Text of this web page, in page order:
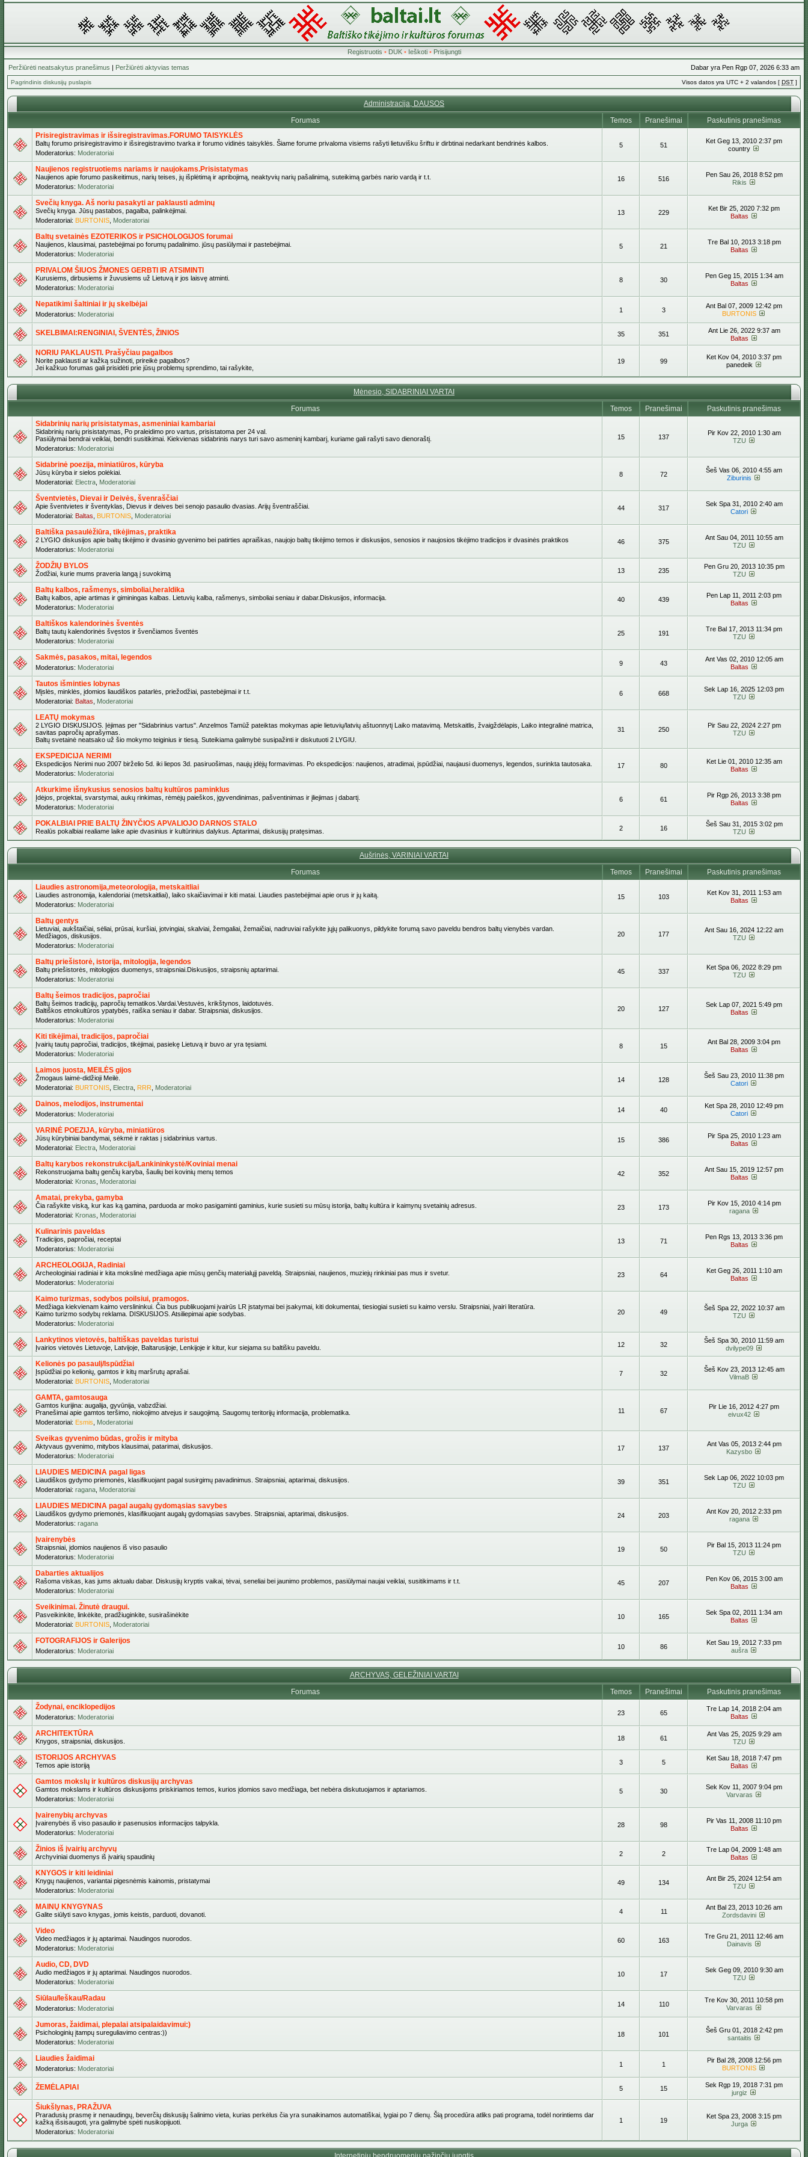
Registruotis • DUK• Ieškoti• Prisijungti
Peržiūrėti neatsakytus pranešimus | Peržiūrėti aktyvias temas Dabar yra Pen Rgp 07, 2026 6:33 am
Pagrindinis diskusijų puslapis Visos datos yra UTC + 2 valandos [ DST ]
Administracija, DAUSOS
Forumas
Temos Pranešimai
Paskutinis pranešimas
Prisiregistravimas ir išsiregistravimas.FORUMO TAISYKLĖS
Baltų forumo prisiregistravimo ir išsiregistravimo tvarka ir forumo vidinės taisyklės. Šiame forume privaloma visiems rašyti lietuvišku šriftu ir dirbtinai nedarkant bendrinės kalbos.
Moderatorius: Moderatoriai
5 51
Ket Geg 13, 2010 2:37 pm
country
Naujienos registruotiems nariams ir naujokams.Prisistatymas
Naujienos apie forumo pasikeitimus, narių teises, jų išplėtimą ir apribojimą, neaktyvių narių pašalinimą, suteikimą garbės nario vardą ir t.t.
Moderatorius: Moderatoriai
16 516
Pen Sau 26, 2018 8:52 pm
Rikis
Svečių knyga. Aš noriu pasakyti ar paklausti adminų
Svečių knyga. Jūsų pastabos, pagalba, palinkėjimai.
Moderatoriai: BURTONIS Moderatoriai
13 229
Ket Bir 25, 2020 7:32 pm
Baltas
Baltų svetainės EZOTERIKOS ir PSICHOLOGIJOS forumai
Naujienos, klausimai, pastebėjimai po forumų padalinimo. jūsų pasiūlymai ir pastebėjimai.
Moderatorius: Moderatoriai
5 21
Tre Bal 10, 2013 3:18 pm
Baltas
PRIVALOM ŠIUOS ŽMONES GERBTI IR ATSIMINTI
Kurusiems, dirbusiems ir žuvusiems už Lietuvą ir jos laisvę atminti.
Moderatorius: Moderatoriai
8 30
Pen Geg 15, 2015 1:34 am
Baltas
Nepatikimi šaltiniai ir jų skelbėjai
Moderatorius: Moderatoriai
1 3
Ant Bal 07, 2009 12:42 pm
BURTONIS
SKELBIMAI:RENGINIAI, ŠVENTĖS, ŽINIOS 35 351
Ant Lie 26, 2022 9:37 am
Baltas
NORIU PAKLAUSTI. Prašyčiau pagalbos
Norite paklausti ar kažką sužinoti, prireikė pagalbos?
Jei kažkuo forumas gali prisidėti prie jūsų problemų sprendimo, tai rašykite,
19 99
Ket Kov 04, 2010 3:37 pm
panedeik
Mėnesio, SIDABRINIAI VARTAI
Forumas
Temos Pranešimai
Paskutinis pranešimas
Sidabrinių narių prisistatymas, asmeniniai kambariai
Sidabrinių narių prisistatymas, Po praleidimo pro vartus, prisistatoma per 24 val.
Pasiūlymai bendrai veiklai, bendri susitikimai. Kiekvienas sidabrinis narys turi savo asmeninį kambarį, kuriame gali rašyti savo dienoraštį.
Moderatorius: Moderatoriai
15 137
Pir Kov 22, 2010 1:30 am
TZU
Sidabrinė poezija, miniatiūros, kūryba
Jūsų kūryba ir sielos polėkiai.
Moderatoriai: Electra Moderatoriai
8 72
Šeš Vas 06, 2010 4:55 am
Ziburinis
Šventvietės, Dievai ir Deivės, švenraščiai
Apie šventvietes ir šventyklas, Dievus ir deives bei senojo pasaulio dvasias. Arijų šventraščiai.
Moderatoriai: Baltas BURTONIS Moderatoriai
44 317
Sek Spa 31, 2010 2:40 am
Catori
Baltiška pasaulėžiūra, tikėjimas, praktika
2 LYGIO diskusijos apie baltų tikėjimo ir dvasinio gyvenimo bei patirties apraiškas, naujojo baltų tikėjimo temos ir diskusijos, senosios ir naujosios tikėjimo tradicijos ir dvasinės praktikos
Moderatorius: Moderatoriai
46 375
Ant Sau 04, 2011 10:55 am
TZU
ŽODŽIŲ BYLOS
Žodžiai, kurie mums praveria langą į suvokimą 13 235
Pen Gru 20, 2013 10:35 pm
TZU
Baltų kalbos, rašmenys, simboliai,heraldika
Baltų kalbos, apie artimas ir giminingas kalbas. Lietuvių kalba, rašmenys, simboliai seniau ir dabar.Diskusijos, informacija.
Moderatorius: Moderatoriai
40 439
Pen Lap 11, 2011 2:03 pm
Baltas
Baltiškos kalendorinės šventės
Baltų tautų kalendorinės švęstos ir švenčiamos šventės
Moderatorius: Moderatoriai
25 191
Tre Bal 17, 2013 11:34 pm
TZU
Sakmės, pasakos, mitai, legendos
Moderatorius: Moderatoriai
9 43
Ant Vas 02, 2010 12:05 am
Baltas
Tautos išminties lobynas
Mįslės, minklės, įdomios liaudiškos patarlės, priežodžiai, pastebėjimai ir t.t.
Moderatoriai: Baltas Moderatoriai
6 668
Sek Lap 16, 2025 12:03 pm
TZU
LEATŲ mokymas
2 LYGIO DISKUSIJOS. Įėjimas per "Sidabrinius vartus". Anzelmos Tamūž pateiktas mokymas apie lietuvių/latvių aštuonnytį Laiko matavimą. Metskaitlis, žvaigždėlapis, Laiko integralinė matrica,
savitas papročių aprašymas.
Baltų svetainė neatsako už šio mokymo teiginius ir tiesą. Suteikiama galimybė susipažinti ir diskutuoti 2 LYGIU.
31 250
Pir Sau 22, 2024 2:27 pm
TZU
EKSPEDICIJA NERIMI
Ekspedicijos Nerimi nuo 2007 birželio 5d. iki liepos 3d. pasiruošimas, naujų įdėjų formavimas. Po ekspedicijos: naujienos, atradimai, įspūdžiai, naujausi duomenys, legendos, surinkta tautosaka.
Moderatorius: Moderatoriai
17 80
Ket Lie 01, 2010 12:35 am
Baltas
Atkurkime išnykusius senosios baltų kultūros paminklus
Įdėjos, projektai, svarstymai, aukų rinkimas, rėmėjų paieškos, įgyvendinimas, pašventinimas ir įliejimas į dabartį.
Moderatorius: Moderatoriai
6 61
Pir Rgp 26, 2013 3:38 pm
Baltas
POKALBIAI PRIE BALTŲ ŽINYČIOS APVALIOJO DARNOS STALO
Realūs pokalbiai realiame laike apie dvasinius ir kultūrinius dalykus. Aptarimai, diskusijų pratęsimas. 2 16
Šeš Sau 31, 2015 3:02 pm
TZU
Aušrinės, VARINIAI VARTAI
Forumas
Temos Pranešimai
Paskutinis pranešimas
Liaudies astronomija,meteorologija, metskaitliai
Liaudies astronomija, kalendoriai (metskaitliai), laiko skaičiavimai ir kiti matai. Liaudies pastebėjimai apie orus ir jų kaitą.
Moderatorius: Moderatoriai
15 103
Ket Kov 31, 2011 1:53 am
Baltas
Baltų gentys
Lietuviai, aukštaičiai, sėliai, prūsai, kuršiai, jotvingiai, skalviai, žemgaliai, žemaičiai, nadruviai rašykite jųjų palikuonys, pildykite forumą savo paveldu bendros baltų vienybės vardan.
Medžiagos, diskusijos.
Moderatorius: Moderatoriai
20 177
Ant Sau 16, 2024 12:22 am
TZU
Baltų priešistorė, istorija, mitologija, legendos
Baltų priešistorės, mitologijos duomenys, straipsniai.Diskusijos, straipsnių aptarimai.
Moderatorius: Moderatoriai
45 337
Ket Spa 06, 2022 8:29 pm
TZU
Baltų šeimos tradicijos, papročiai
Baltų šeimos tradicijų, papročių tematikos.Vardai.Vestuvės, krikštynos, laidotuvės.
Baltiškos etnokultūros ypatybės, raiška seniau ir dabar. Straipsniai, diskusijos.
Moderatorius: Moderatoriai
20 127
Sek Lap 07, 2021 5:49 pm
Baltas
Kiti tikėjimai, tradicijos, papročiai
Įvairių tautų papročiai, tradicijos, tikėjimai, pasiekę Lietuvą ir buvo ar yra tęsiami.
Moderatorius: Moderatoriai
8 15
Ant Bal 28, 2009 3:04 pm
Baltas
Laimos juosta, MEILĖS gijos
Žmogaus laimė-didžioji Meilė.
Moderatoriai: BURTONIS Electra RRR Moderatoriai
14 128
Šeš Sau 23, 2010 11:38 pm
Catori
Dainos, melodijos, instrumentai
Moderatorius: Moderatoriai
14 40
Ket Spa 28, 2010 12:49 pm
Catori
VARINĖ POEZIJA, kūryba, miniatiūros
Jūsų kūrybiniai bandymai, sėkmė ir raktas į sidabrinius vartus.
Moderatoriai: Electra Moderatoriai
15 386
Pir Spa 25, 2010 1:23 am
Baltas
Baltų karybos rekonstrukcija/Lankininkystė/Koviniai menai
Rekonstruojama baltų genčių karyba, šaulių bei kovinių menų temos
Moderatoriai: Kronas Moderatoriai
42 352
Ant Sau 15, 2019 12:57 pm
Baltas
Amatai, prekyba, gamyba
Čia rašykite viską, kur kas ką gamina, parduoda ar moko pasigaminti gaminius, kurie susieti su mūsų istorija, baltų kultūra ir kaimynų svetainių adresus.
Moderatoriai: Kronas Moderatoriai
23 173
Pir Kov 15, 2010 4:14 pm
ragana
Kulinarinis paveldas
Tradicijos, papročiai, receptai
Moderatorius: Moderatoriai
13 71
Pen Rgs 13, 2013 3:36 pm
Baltas
ARCHEOLOGIJA, Radiniai
Archeologiniai radiniai ir kita mokslinė medžiaga apie mūsų genčių materialųjį paveldą. Straipsniai, naujienos, muziejų rinkiniai pas mus ir svetur.
Moderatorius: Moderatoriai
23 64
Ket Geg 26, 2011 1:10 am
Baltas
Kaimo turizmas, sodybos poilsiui, pramogos.
Medžiaga kiekvienam kaimo verslininkui. Čia bus publikuojami įvairūs LR įstatymai bei įsakymai, kiti dokumentai, tiesiogiai susieti su kaimo verslu. Straipsniai, įvairi literatūra.
Kaimo turizmo sodybų reklama. DISKUSIJOS. Atsiliepimai apie sodybas.
Moderatorius: Moderatoriai
20 49
Šeš Spa 22, 2022 10:37 am
TZU
Lankytinos vietovės, baltiškas paveldas turistui
Įvairios vietovės Lietuvoje, Latvijoje, Baltarusijoje, Lenkijoje ir kitur, kur siejama su baltišku paveldu. 12 32
Šeš Spa 30, 2010 11:59 am
dvilype09
Kelionės po pasaulį/Ispūdžiai
Įspūdžiai po kelionių, gamtos ir kitų maršrutų aprašai.
Moderatoriai: BURTONIS Moderatoriai
7 32
Šeš Kov 23, 2013 12:45 am
VilmaB
GAMTA, gamtosauga
Gamtos kurijina: augalija, gyvūnija, vabzdžiai.
Pranešimai apie gamtos teršimo, niokojimo atvejus ir saugojimą. Saugomų teritorijų informacija, problematika.
Moderatoriai: Esmis Moderatoriai
11 67
Pir Lie 16, 2012 4:27 pm
eivux42
Sveikas gyvenimo būdas, grožis ir mityba
Aktyvaus gyvenimo, mitybos klausimai, patarimai, diskusijos.
Moderatorius: Moderatoriai
17 137
Ant Vas 05, 2013 2:44 pm
Kazysbo
LIAUDIES MEDICINA pagal ligas
Liaudiškos gydymo priemonės, klasifikuojant pagal susirgimų pavadinimus. Straipsniai, aptarimai, diskusijos.
Moderatoriai: ragana Moderatoriai
39 351
Sek Lap 06, 2022 10:03 pm
TZU
LIAUDIES MEDICINA pagal augalų gydomąsias savybes
Liaudiškos gydymo priemonės, klasifikuojant augalų gydomąsias savybes. Straipsniai, aptarimai, diskusijos.
Moderatorius: ragana
24 203
Ant Kov 20, 2012 2:33 pm
ragana
Įvairenybės
Straipsniai, įdomios naujienos iš viso pasaulio
Moderatorius: Moderatoriai
19 50
Pir Bal 15, 2013 11:24 pm
TZU
Dabarties aktualijos
Rašoma viskas, kas jums aktualu dabar. Diskusijų kryptis vaikai, tėvai, seneliai bei jaunimo problemos, pasiūlymai naujai veiklai, susitikimams ir t.t.
Moderatorius: Moderatoriai
45 207
Pen Kov 06, 2015 3:00 am
Baltas
Sveikinimai. Žinutė draugui.
Pasveikinkite, linkėkite, pradžiuginkite, susirašinėkite
Moderatoriai: BURTONIS Moderatoriai
10 165
Sek Spa 02, 2011 1:34 am
Baltas
FOTOGRAFIJOS ir Galerijos
Moderatorius: Moderatoriai
10 86
Ket Sau 19, 2012 7:33 pm
aušra
ARCHYVAS, GELEŽINIAI VARTAI
Forumas
Temos Pranešimai
Paskutinis pranešimas
Žodynai, enciklopedijos
Moderatorius: Moderatoriai
23 65
Tre Lap 14, 2018 2:04 am
Baltas
ARCHITEKTŪRA
Knygos, straipsniai, diskusijos. 18 61
Ant Vas 25, 2025 9:29 am
TZU
ISTORIJOS ARCHYVAS
Temos apie istoriją 3 5
Ket Sau 18, 2018 7:47 pm
Baltas
Gamtos mokslų ir kultūros diskusijų archyvas
Gamtos mokslams ir kultūros diskusijoms priskiriamos temos, kurios įdomios savo medžiaga, bet nebėra diskutuojamos ir aptariamos.
Moderatorius: Moderatoriai
5 30
Sek Kov 11, 2007 9:04 pm
Varvaras
Įvairenybių archyvas
Įvairenybės iš viso pasaulio ir pasenusios informacijos talpykla.
Moderatorius: Moderatoriai
28 98
Pir Vas 11, 2008 11:10 pm
Baltas
Žinios iš įvairių archyvų
Archyviniai duomenys iš įvairių spaudinių 2 2
Tre Lap 04, 2009 1:48 am
Baltas
KNYGOS ir kiti leidiniai
Knygų naujienos, variantai pigesnėmis kainomis, pristatymai
Moderatorius: Moderatoriai
49 134
Ant Bir 25, 2024 12:54 am
TZU
MAINŲ KNYGYNAS
Galite siūlyti savo knygas, jomis keistis, parduoti, dovanoti. 4 11
Ant Bal 23, 2013 10:26 am
Zordsdavini
Video
Video medžiagos ir jų aptarimai. Naudingos nuorodos.
Moderatorius: Moderatoriai
60 163
Tre Gru 21, 2011 12:46 am
Dainavis
Audio, CD, DVD
Audio medžiagos ir jų aptarimai. Naudingos nuorodos.
Moderatorius: Moderatoriai
10 17
Sek Geg 09, 2010 9:30 am
TZU
Siūlau/Ieškau/Radau
Moderatorius: Moderatoriai
14 110
Tre Kov 30, 2011 10:58 pm
Varvaras
Jumoras, žaidimai, plepalai atsipalaidavimui:)
Psichologinių įtampų sureguliavimo centras:))
Moderatorius: Moderatoriai
18 101
Šeš Gru 01, 2018 2:42 pm
santaitis
Liaudies žaidimai
Moderatorius: Moderatoriai
1 1
Pir Bal 28, 2008 12:56 pm
BURTONIS
ŽEMĖLAPIAI 5 15
Sek Rgp 19, 2018 7:31 pm
jurgiz
Šiukšlynas, PRAŽUVA
Praradusių prasmę ir nenaudingų, beverčių diskusijų šalinimo vieta, kurias perkėlus čia yra sunaikinamos automatiškai, lygiai po 7 dienų. Šią procedūra atliks pati programa, todėl norintiems dar
kažką išsisaugoti, yra galimybė spėti nusikopijuoti.
Moderatorius: Moderatoriai
1 19
Ket Spa 23, 2008 3:15 pm
Jurga